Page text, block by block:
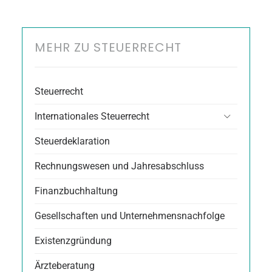
MEHR ZU STEUERRECHT
Steuerrecht
Internationales Steuerrecht
Steuerdeklaration
Rechnungswesen und Jahresabschluss
Finanzbuchhaltung
Gesellschaften und Unternehmensnachfolge
Existenzgründung
Ärzteberatung